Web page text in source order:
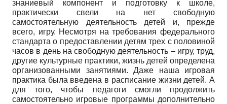
знаниевый компонент и подготовку к школе,
практически свели на нет свободную
самостоятельную деятельность детей и, прежде
всего, игру. Несмотря на требования федерального
стандарта о предоставлении детям трех с половиной
часов в день на свободную деятельность – игру, труд,
другие культурные практики, жизнь детей определена
организованными занятиями. Даже наша игровая
практика была введена в расписание жизни детей. А
для того, чтобы педагоги смогли продолжить
самостоятельно игровые программы дополнительно